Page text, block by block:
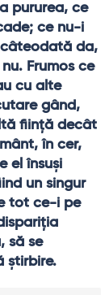
pururea, ce
ce nu-i
da,
Frumos ce
cu alte
gând,
fiinţă decât
în cer,
el însuşi
un singur
tot ce-i pe
să se
ştirbire.